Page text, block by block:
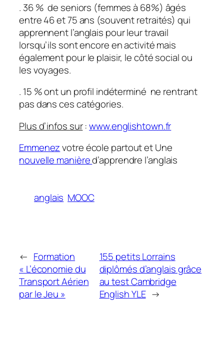
. 36 % de seniors (femmes à 68%) âgés
entre 46 et 75 ans (souvent retraités) qui
apprennent l’anglais pour leur travail
lorsqu’ils sont encore en activité mais
également pour le plaisir, le côté social ou
les voyages.
. 15 % ont un profil indéterminé ne rentrant
pas dans ces catégories.
Plus d’infos sur:www.englishtown.fr
Emmenezvotre école partout et Une
nouvelle manièred’apprendre l’anglais
anglais MOOC
← Formation
« L’économie du
Transport Aérien
par le Jeu »
155 petits Lorrains
diplômés d’anglais grâce
au test Cambridge
English YLE →